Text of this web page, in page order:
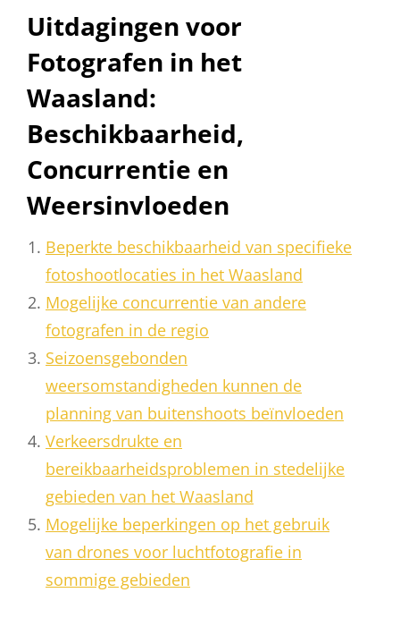
Uitdagingen voor
Fotografen in het
Waasland:
Beschikbaarheid,
Concurrentie en
Weersinvloeden
Beperkte beschikbaarheid van specifieke
fotoshootlocaties in het Waasland
Mogelijke concurrentie van andere
fotografen in de regio
Seizoensgebonden
weersomstandigheden kunnen de
planning van buitenshoots beïnvloeden
Verkeersdrukte en
bereikbaarheidsproblemen in stedelijke
gebieden van het Waasland
Mogelijke beperkingen op het gebruik
van drones voor luchtfotografie in
sommige gebieden